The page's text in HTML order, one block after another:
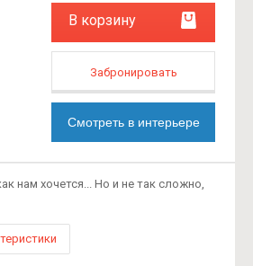
В корзину
Забронировать
Смотреть в интерьере
нам хочется... Но и не так сложно,